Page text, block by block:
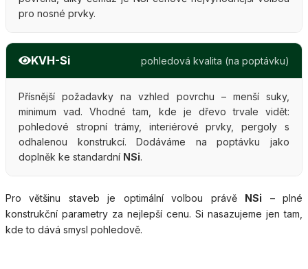
pro nosné prvky.
KVH-Si pohledová kvalita (na poptávku)
Přísnější požadavky na vzhled povrchu – menší suky,
minimum vad. Vhodné tam, kde je dřevo trvale vidět:
pohledové stropní trámy, interiérové prvky, pergoly s
odhalenou konstrukcí. Dodáváme na poptávku jako
doplněk ke standardní NSi.
Pro většinu staveb je optimální volbou právě NSi – plné
konstrukční parametry za nejlepší cenu. Si nasazujeme jen tam,
kde to dává smysl pohledově.